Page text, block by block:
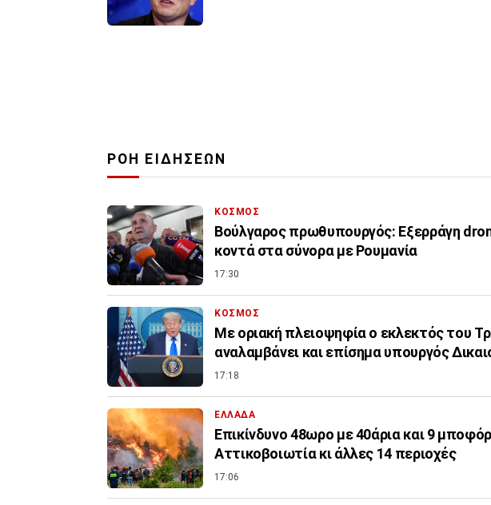
ΡΟΗ ΕΙΔΗΣΕΩΝ
ΚΟΣΜΟΣ
Βούλγαρος πρωθυπουργός: Εξερράγη
κοντά στα σύνορα με Ρουμανία
17:30
ΚΟΣΜΟΣ
Με οριακή πλειοψηφία ο εκλεκτός του
αναλαμβάνει και επίσημα υπουργός
17:18
ΕΛΛΑΔΑ
Επικίνδυνο 48ωρο με 40άρια και 9
Αττικοβοιωτία κι άλλες 14 περιοχές
17:06